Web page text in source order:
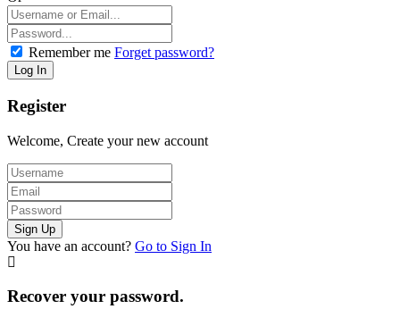
Remember me Forget password?
Register
Welcome, Create your new account
You have an account? Go to Sign In
Recover your password.